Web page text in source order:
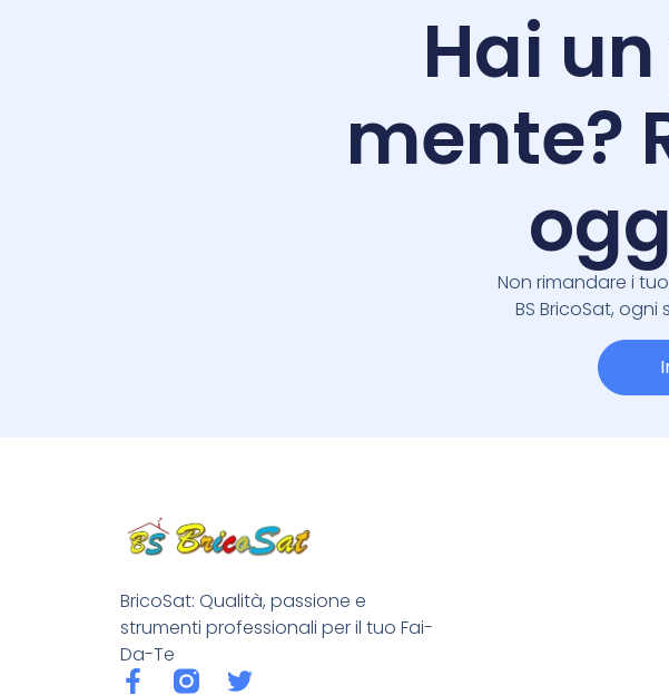
Hai
mente?
Non rimandare i
BS BricoSat,
BricoSat: Qualità, passione e
strumenti professionali per il tuo Fai-
Da-Te